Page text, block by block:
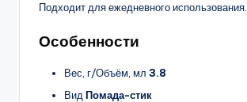
Подходит для ежедневного использования.
Особенности
Вес, г/Объём, мл 3.8
Вид Помада-стик